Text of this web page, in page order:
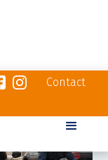
Contact